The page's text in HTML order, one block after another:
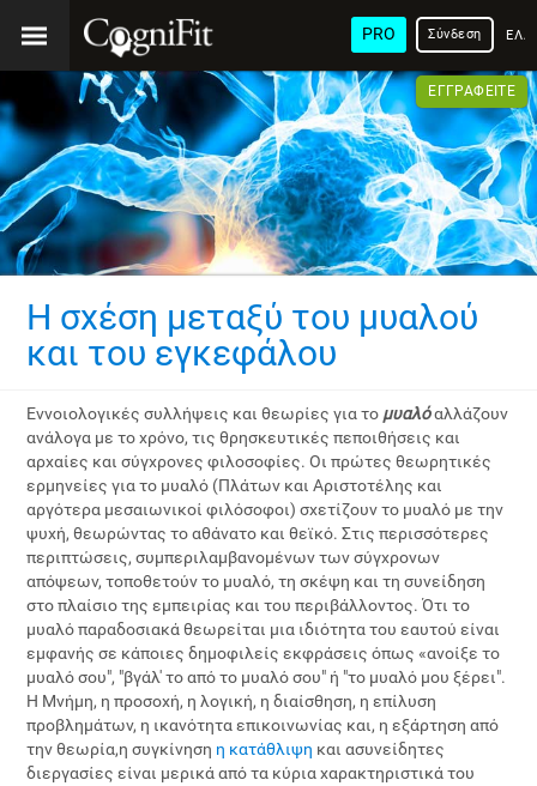
PRO Σύνδεση
ΕΓΓΡΑΦΕΊΤΕ
Η σχέση μεταξύ του μυαλού
και του εγκεφάλου
Εννοιολογικές συλλήψεις και θεωρίες για το μυαλόαλλάζουν
ανάλογα με το χρόνο, τις θρησκευτικές πεποιθήσεις και
αρχαίες και σύγχρονες φιλοσοφίες. Οι πρώτες θεωρητικές
ερμηνείες για το μυαλό (Πλάτων και Αριστοτέλης και
αργότερα μεσαιωνικοί φιλόσοφοι) σχετίζουν το μυαλό με την
ψυχή, θεωρώντας το αθάνατο και θεϊκό. Στις περισσότερες
περιπτώσεις, συμπεριλαμβανομένων των σύγχρονων
απόψεων, τοποθετούν το μυαλό, τη σκέψη και τη συνείδηση
στο πλαίσιο της εμπειρίας και του περιβάλλοντος. Ότι το
μυαλό παραδοσιακά θεωρείται μια ιδιότητα του εαυτού είναι
εμφανής σε κάποιες δημοφιλείς εκφράσεις όπως «ανοίξε το
μυαλό σου", "βγάλ' το από το μυαλό σου" ή "το μυαλό μου ξέρει".
Η Μνήμη, η προσοχή, η λογική, η διαίσθηση, η επίλυση
προβλημάτων, η ικανότητα επικοινωνίας και, η εξάρτηση από
την θεωρία,η συγκίνηση η κατάθλιψη και ασυνείδητες
διεργασίες είναι μερικά από τα κύρια χαρακτηριστικά του